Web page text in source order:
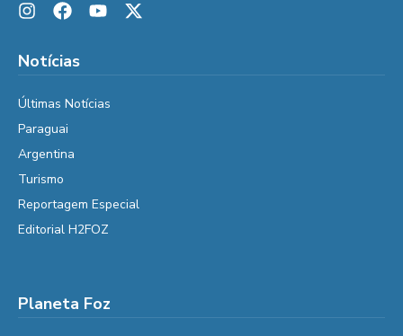
Notícias
Últimas Notícias
Paraguai
Argentina
Turismo
Reportagem Especial
Editorial H2FOZ
Planeta Foz